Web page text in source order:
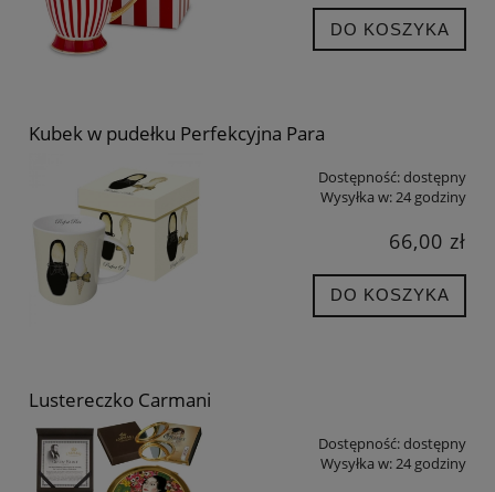
DO KOSZYKA
Kubek w pudełku Perfekcyjna Para
Dostępność:dostępny
Wysyłka w:24 godziny
66,00 zł
DO KOSZYKA
Lustereczko Carmani
Dostępność:dostępny
Wysyłka w:24 godziny